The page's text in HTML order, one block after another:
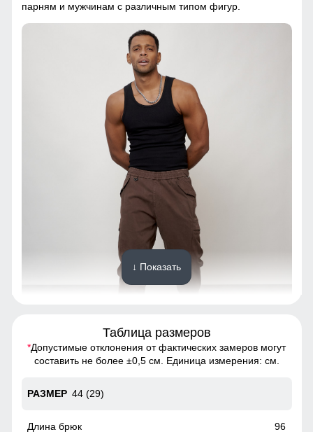
парням и мужчинам с различным типом фигур.
Благодаря универсальной посадке брюки карго подойдут
парням и мужчинам с различным типом фигур.
Особенности брюк
— свободное облегание бедер; — прямой или слегка
↓ Показать
Таблица размеров
*Допустимые отклонения от фактических замеров могут
составить не более ±0,5 см. Единица измерения: см.
44 (29)
96